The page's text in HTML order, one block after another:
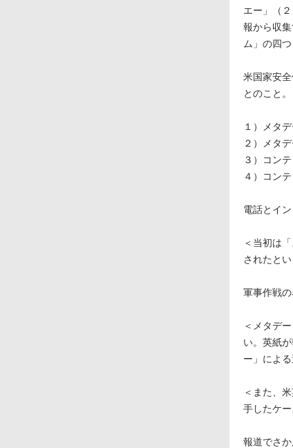
エー」（
報から収
ム」の四つ
米国家安
とのこと。
１）メタ
２）メタ
３）コン
４）コン
電話とイ
＜当初は
されたとい
軍事作戦
＜メタデ
い。英紙
ー」による
＜また、
手したケ
報道でさ